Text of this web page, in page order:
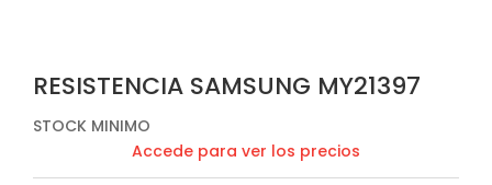
RESISTENCIA SAMSUNG MY21397
STOCK MINIMO
Accede para ver los precios